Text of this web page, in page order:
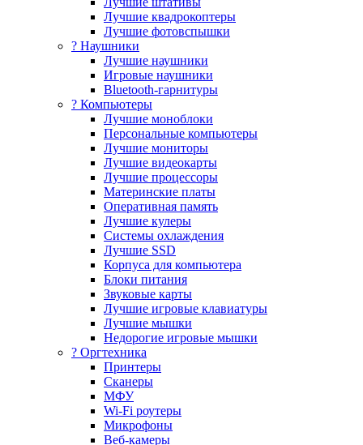
Лучшие квадрокоптеры
Лучшие фотовспышки
? Наушники
Лучшие наушники
Игровые наушники
Bluetooth-гарнитуры
?️ Компьютеры
Лучшие моноблоки
Персональные компьютеры
Лучшие мониторы
Лучшие видеокарты
Лучшие процессоры
Материнские платы
Оперативная память
Лучшие кулеры
Системы охлаждения
Лучшие SSD
Корпуса для компьютера
Блоки питания
Звуковые карты
Лучшие игровые клавиатуры
Лучшие мышки
Недорогие игровые мышки
?️ Оргтехника
Принтеры
Сканеры
МФУ
Wi-Fi роутеры
Микрофоны
Веб-камеры